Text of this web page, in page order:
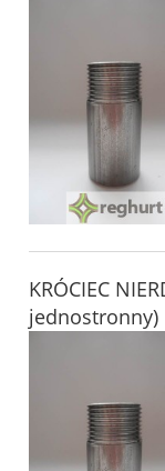
KRÓCIEC
jednostronny)